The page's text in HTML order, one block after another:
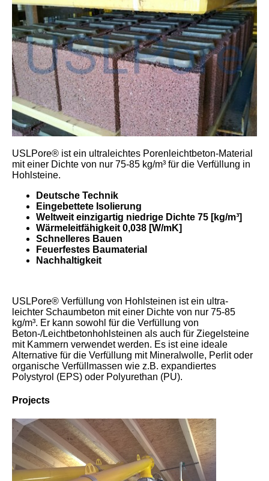
USLPore® ist ein ultraleichtes Porenleichtbeton-Material
mit einer Dichte von nur 75-85 kg/m³ für die Verfüllung in
Hohlsteine.
Deutsche Technik
Eingebettete Isolierung
Weltweit einzigartig niedrige Dichte 75 [kg/m³]
Wärmeleitfähigkeit 0,038 [W/mK]
Schnelleres Bauen
Feuerfestes Baumaterial
Nachhaltigkeit
USLPore® Verfüllung von Hohlsteinen ist ein ultra-
leichter Schaumbeton mit einer Dichte von nur 75-85
kg/m³. Er kann sowohl für die Verfüllung von
Beton-/Leichtbetonhohlsteinen als auch für Ziegelsteine
mit Kammern verwendet werden. Es ist eine ideale
Alternative für die Verfüllung mit Mineralwolle, Perlit oder
organische Verfüllmassen wie z.B. expandiertes
Polystyrol (EPS) oder Polyurethan (PU).
Projects